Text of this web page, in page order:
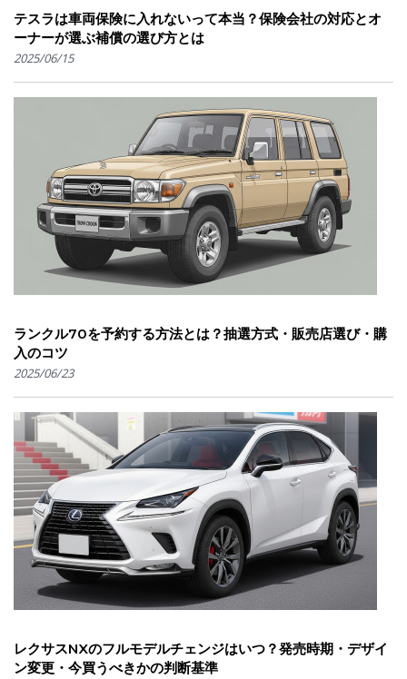
テスラは車両保険に入れないって本当？保険会社の対応とオ
ーナーが選ぶ補償の選び方とは
2025/06/15
ランクル70を予約する方法とは？抽選方式・販売店選び・購
入のコツ
2025/06/23
レクサスNXのフルモデルチェンジはいつ？発売時期・デザイ
ン変更・今買うべきかの判断基準